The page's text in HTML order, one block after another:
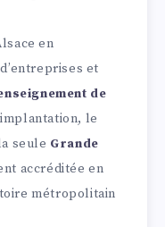
en
et
de
le
seule Grande
accréditée en
métropolitain